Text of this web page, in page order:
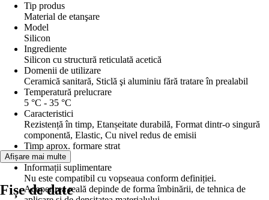
Tip produs
Material de etanşare
Model
Silicon
Ingrediente
Silicon cu structură reticulată acetică
Domenii de utilizare
Ceramică sanitară, Sticlă şi aluminiu fără tratare în prealabil
Temperatură prelucrare
5 °C - 35 °C
Caracteristici
Rezistență în timp, Etanșeitate durabilă, Format dintr-o singură
componentă, Elastic, Cu nivel redus de emisii
Timp aprox. formare strat
7 min
Informații suplimentare
Nu este compatibil cu vopseaua conform definiției.
Acoperirea reală depinde de forma îmbinării, de tehnica de
Afișare mai multe
Fișe de date